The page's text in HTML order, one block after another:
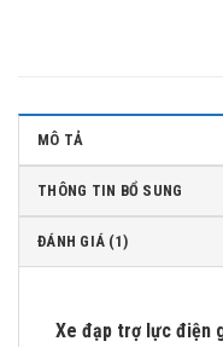
MÔ TẢ
THÔNG TIN BỔ SUNG
ĐÁNH GIÁ (1)
Xe đạp trợ lực điện